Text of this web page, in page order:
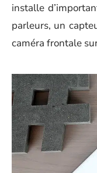
installe
parleurs, un
caméra frontale